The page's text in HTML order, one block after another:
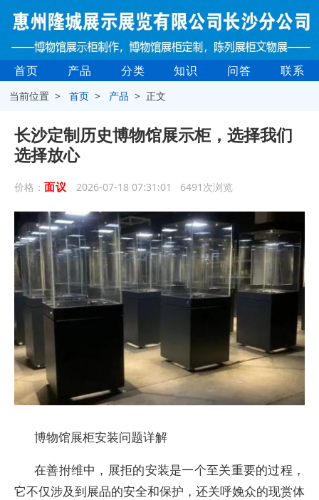
首页 产品 分类 知识 问答 联系
当前位置 >首页 > 产品 > 正文
长沙定制历史博物馆展示柜，选择我们
选择放心
价格： 面议 2026-07-18 07:31:01 6491次浏览
博物馆展柜安装问题详解
在善拊维中，展拒的安装是一个至关重要的过程，
它不仅涉及到展品的安全和保护，还关呼娩众的现赏体